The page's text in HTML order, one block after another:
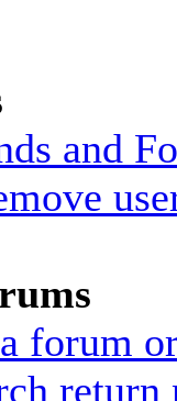
and
forum
return